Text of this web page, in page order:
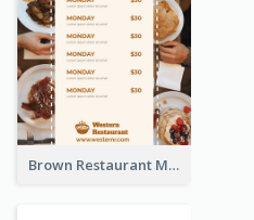
Brown Restaurant Menu With Clear Information